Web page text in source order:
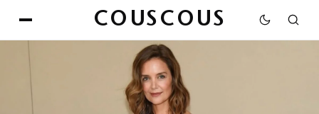
COUSCOUS